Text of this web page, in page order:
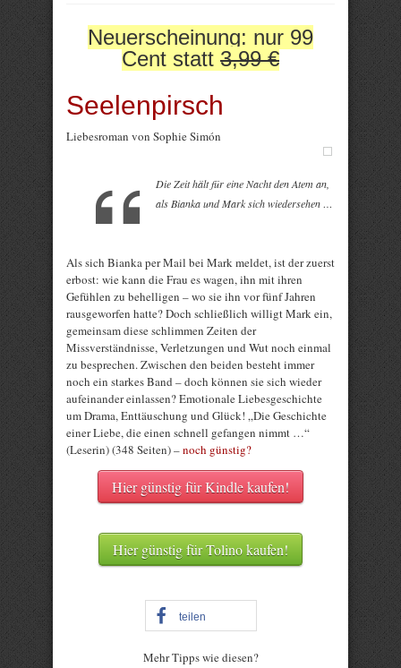
Neuerscheinung: nur 99
Cent statt 3,99 €
Seelenpirsch
Liebesroman von Sophie Simón
Die Zeit hält für eine Nacht den Atem an,
als Bianka und Mark sich wiedersehen …
Als sich Bianka per Mail bei Mark meldet, ist der zuerst
erbost: wie kann die Frau es wagen, ihn mit ihren
Gefühlen zu behelligen – wo sie ihn vor fünf Jahren
rausgeworfen hatte? Doch schließlich willigt Mark ein,
gemeinsam diese schlimmen Zeiten der
Missverständnisse, Verletzungen und Wut noch einmal
zu besprechen. Zwischen den beiden besteht immer
noch ein starkes Band – doch können sie sich wieder
aufeinander einlassen? Emotionale Liebesgeschichte
um Drama, Enttäuschung und Glück! „Die Geschichte
einer Liebe, die einen schnell gefangen nimmt …“
(Leserin) (348 Seiten) –noch günstig?
Hier günstig für Kindle kaufen!
Hier günstig für Tolino kaufen!
teilen
Mehr Tipps wie diesen?